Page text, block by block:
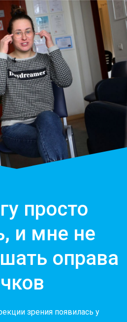
просто
и мне не
оправа
зрения появилась у